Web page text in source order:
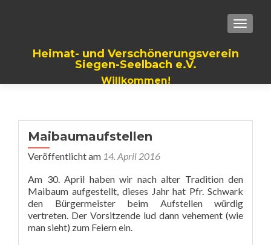
Heimat- und Verschönerungsverein
Siegen-Seelbach e.V.
Willkommen!
Maibaumaufstellen
Veröffentlicht am 14. April 2016
Am 30. April haben wir nach alter Tradition den
Maibaum aufgestellt, dieses Jahr hat Pfr. Schwark
den Bürgermeister beim Aufstellen würdig
vertreten. Der Vorsitzende lud dann vehement (wie
man sieht) zum Feiern ein.